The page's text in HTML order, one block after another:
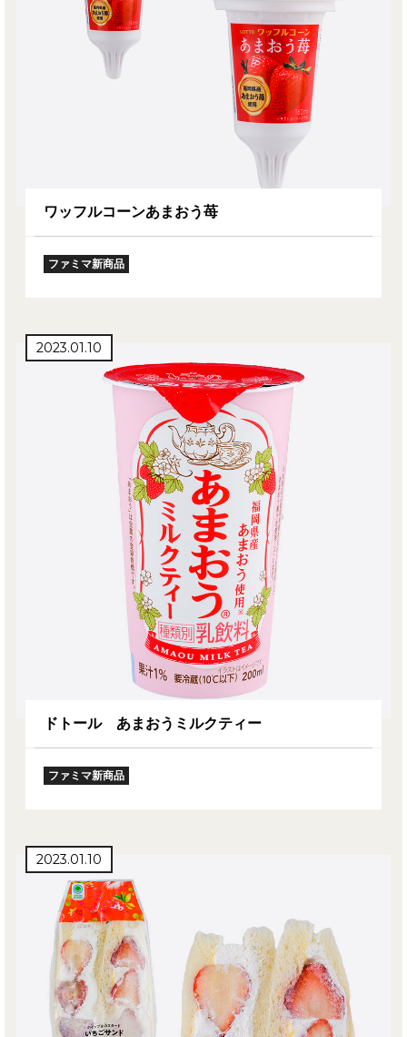
ワッフルコーンあまおう苺
ファミマ新商品
2023.01.10
ドトール あまおうミルクティー
ファミマ新商品
2023.01.10